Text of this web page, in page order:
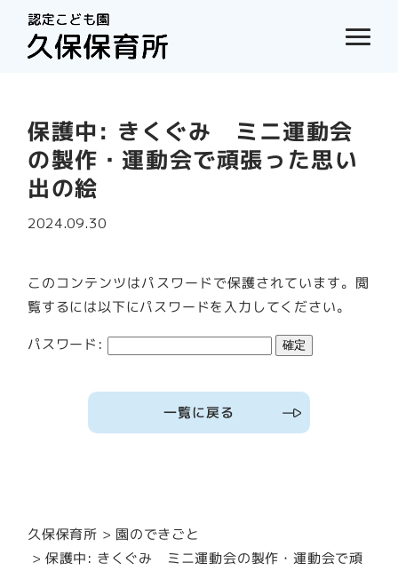
保護中: きくぐみ ミニ運動会
の製作・運動会で頑張った思い
出の絵
2024.09.30
このコンテンツはパスワードで保護されています。閲
覧するには以下にパスワードを入力してください。
パスワード:
一覧に戻る
久保保育所 園のできごと
保護中: きくぐみ ミニ運動会の製作・運動会で頑